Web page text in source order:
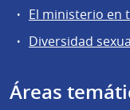
El ministerio en
Diversidad
Áreas